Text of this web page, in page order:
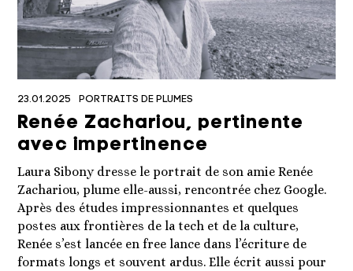
23.01.2025 PORTRAITS DE PLUMES
Renée Zachariou, pertinente
avec impertinence
Laura Sibony dresse le portrait de son amie Renée
Zachariou, plume elle-aussi, rencontrée chez Google.
Après des études impressionnantes et quelques
postes aux frontières de la tech et de la culture,
Renée s’est lancée en free lance dans l’écriture de
formats longs et souvent ardus. Elle écrit aussi pour